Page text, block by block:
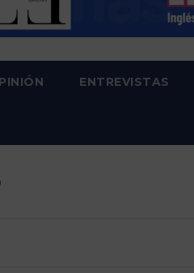
ENTREVISTAS